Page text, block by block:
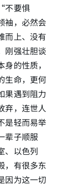
不要惧
袖，必然会
而上、没有
刚强壮胆谈
的性质，
生命，更何
果遇到阻力
弃，连世人
是轻而易举
辈子顺服
、以色列
，有很多东
因为这一切